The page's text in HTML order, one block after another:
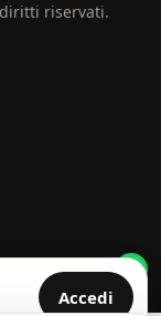
riservati.
Accedi